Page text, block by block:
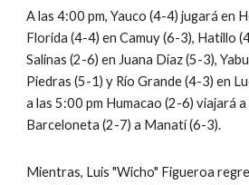
A las 4:00 pm, Yauco (4-4) jugará en
Florida (4-4) en Camuy (6-3), Hatillo
Salinas (2-6) en Juana Díaz (5-3),
Piedras (5-1) y Río Grande (4-3) en
a las 5:00 pm Humacao (2-6) viajará
Barceloneta (2-7) a Manatí (6-3).
Mientras, Luis "Wicho" Figueroa